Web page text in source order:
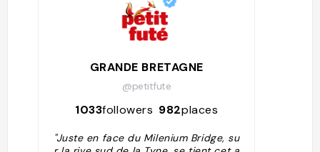
GRANDE BRETAGNE
@petitfute
1033followers 982places
"Juste en face du Milenium Bridge, su